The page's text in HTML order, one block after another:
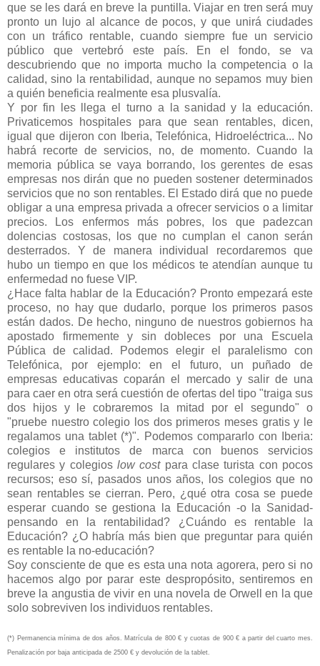
que se les dará en breve la puntilla. Viajar en tren será muy
pronto un lujo al alcance de pocos, y que unirá ciudades
con un tráfico rentable, cuando siempre fue un servicio
público que vertebró este país. En el fondo, se va
descubriendo que no importa mucho la competencia o la
calidad, sino la rentabilidad, aunque no sepamos muy bien
a quién beneficia realmente esa plusvalía.
Y por fin les llega el turno a la sanidad y la educación.
Privaticemos hospitales para que sean rentables, dicen,
igual que dijeron con Iberia, Telefónica, Hidroeléctrica... No
habrá recorte de servicios, no, de momento. Cuando la
memoria pública se vaya borrando, los gerentes de esas
empresas nos dirán que no pueden sostener determinados
servicios que no son rentables. El Estado dirá que no puede
obligar a una empresa privada a ofrecer servicios o a limitar
precios. Los enfermos más pobres, los que padezcan
dolencias costosas, los que no cumplan el canon serán
desterrados. Y de manera individual recordaremos que
hubo un tiempo en que los médicos te atendían aunque tu
enfermedad no fuese VIP.
¿Hace falta hablar de la Educación? Pronto empezará este
proceso, no hay que dudarlo, porque los primeros pasos
están dados. De hecho, ninguno de nuestros gobiernos ha
apostado firmemente y sin dobleces por una Escuela
Pública de calidad. Podemos elegir el paralelismo con
Telefónica, por ejemplo: en el futuro, un puñado de
empresas educativas coparán el mercado y salir de una
para caer en otra será cuestión de ofertas del tipo "traiga sus
dos hijos y le cobraremos la mitad por el segundo" o
"pruebe nuestro colegio los dos primeros meses gratis y le
regalamos una tablet (*)". Podemos compararlo con Iberia:
colegios e institutos de marca con buenos servicios
regulares y colegios low costpara clase turista con pocos
recursos; eso sí, pasados unos años, los colegios que no
sean rentables se cierran. Pero, ¿qué otra cosa se puede
esperar cuando se gestiona la Educación -o la Sanidad-
pensando en la rentabilidad? ¿Cuándo es rentable la
Educación? ¿O habría más bien que preguntar para quién
es rentable la no-educación?
Soy consciente de que es esta una nota agorera, pero si no
hacemos algo por parar este despropósito, sentiremos en
breve la angustia de vivir en una novela de Orwell en la que
solo sobreviven los individuos rentables.
(*) Permanencia mínima de dos años. Matrícula de 800 € y cuotas de 900 € a partir del cuarto mes.
Penalización por baja anticipada de 2500 € y devolución de la tablet.